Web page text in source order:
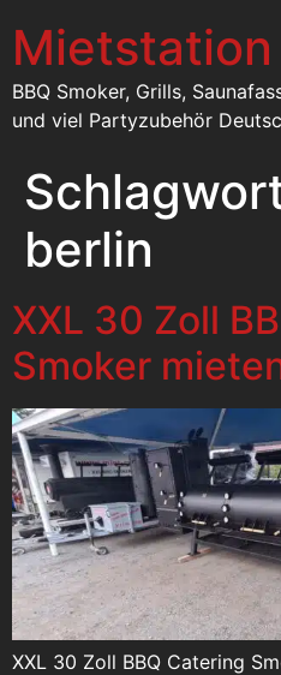
Mietstation
BBQ Smoker, Grills,
und viel Partyzubehör
berlin
XXL 30 Zoll
Smoker
XXL 30 Zoll BBQ Catering